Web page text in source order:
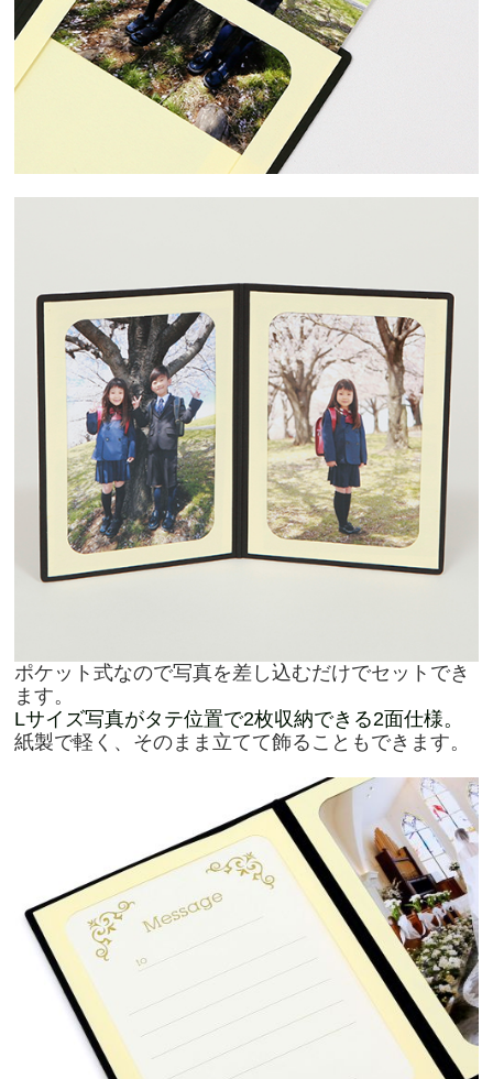
ポケット式なので写真を差し込むだけでセットでき
ます。
Lサイズ写真がタテ位置で2枚収納できる2面仕様。
紙製で軽く、そのまま立てて飾ることもできます。